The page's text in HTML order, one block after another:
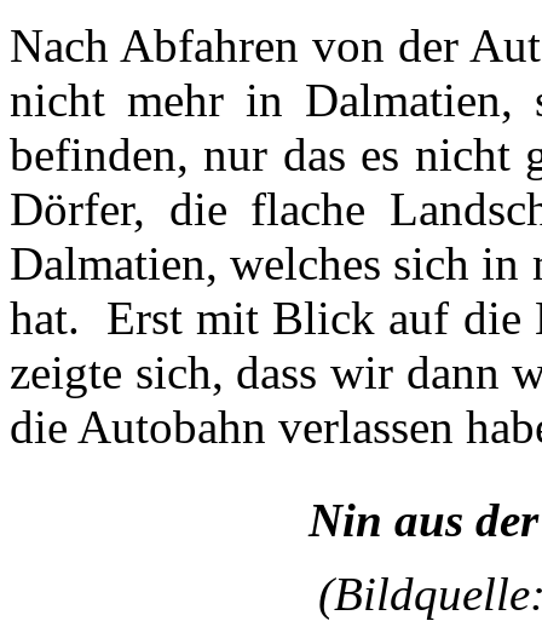
Nach Abfahren von der
nicht mehr in Dalmatien,
befinden, nur das es nicht
Dörfer, die flache
Dalmatien, welches sich in
hat. Erst mit Blick auf die
zeigte sich, dass wir dann
die Autobahn verlassen
Nin aus